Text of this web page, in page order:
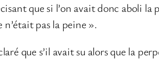
que si l’on avait donc aboli
n’était pas la peine ».
que s’il avait su alors que la